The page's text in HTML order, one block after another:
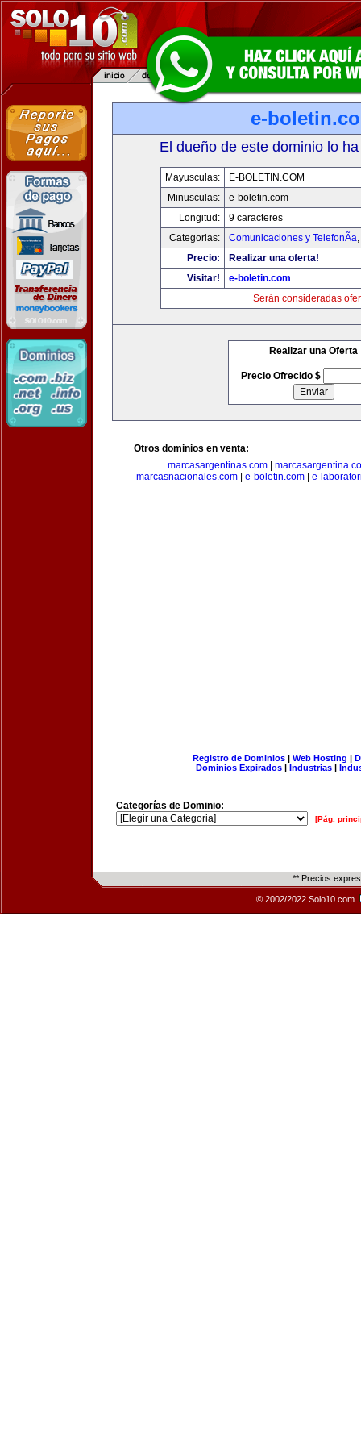
e-
El dueño de este dominio lo
Mayusculas:
E-BOLETIN.COM
Minusculas:
e-boletin.com
Longitud:
9 caracteres
Categorias:
Comunicaciones y TelefonÃ­a,
Precio:
Realizar una oferta!
Visitar!
e-boletin.com
Serán consideradas
Realizar una Oferta
Precio Ofrecido $
Otros dominios en venta:
marcasargentinas.com
marcasnacionales.com| e-boletin.com| e-
Registro de Dominios| Web Hosting |
Dominios Expirados | Industrias |
Categorías de Dominio:
[Pág.
** Precios
© 2002/2022 Solo10.com